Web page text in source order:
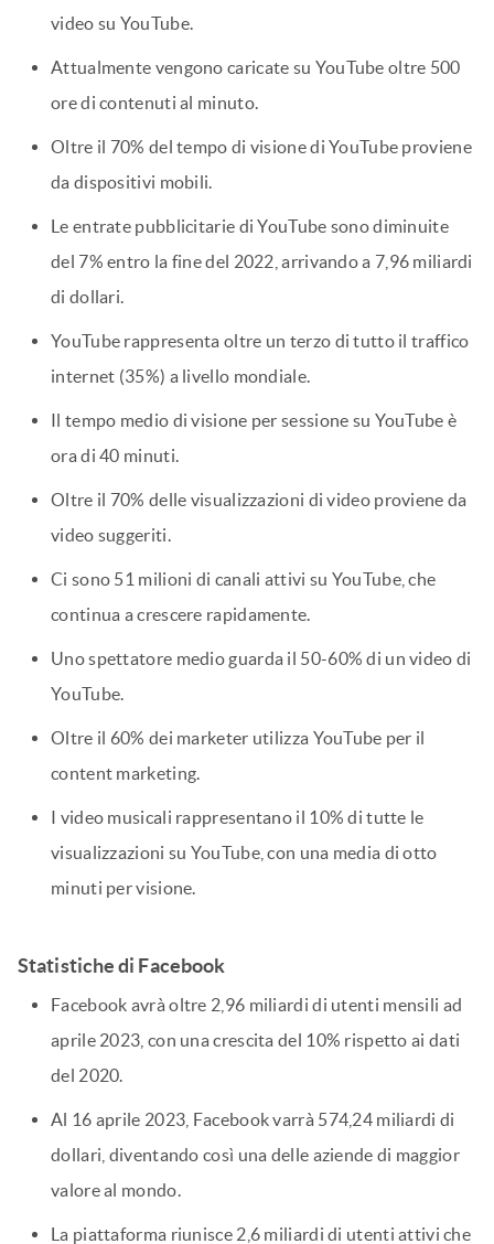
video su YouTube.
Attualmente vengono caricate su YouTube oltre 500
ore di contenuti al minuto.
Oltre il 70% del tempo di visione di YouTube proviene
da dispositivi mobili.
Le entrate pubblicitarie di YouTube sono diminuite
del 7% entro la fine del 2022, arrivando a 7,96 miliardi
di dollari.
YouTube rappresenta oltre un terzo di tutto il traffico
internet (35%) a livello mondiale.
Il tempo medio di visione per sessione su YouTube è
ora di 40 minuti.
Oltre il 70% delle visualizzazioni di video proviene da
video suggeriti.
Ci sono 51 milioni di canali attivi su YouTube, che
continua a crescere rapidamente.
Uno spettatore medio guarda il 50-60% di un video di
YouTube.
Oltre il 60% dei marketer utilizza YouTube per il
content marketing.
I video musicali rappresentano il 10% di tutte le
visualizzazioni su YouTube, con una media di otto
minuti per visione.
Statistiche di Facebook
Facebook avrà oltre 2,96 miliardi di utenti mensili ad
aprile 2023, con una crescita del 10% rispetto ai dati
del 2020.
Al 16 aprile 2023, Facebook varrà 574,24 miliardi di
dollari, diventando così una delle aziende di maggior
valore al mondo.
La piattaforma riunisce 2,6 miliardi di utenti attivi che